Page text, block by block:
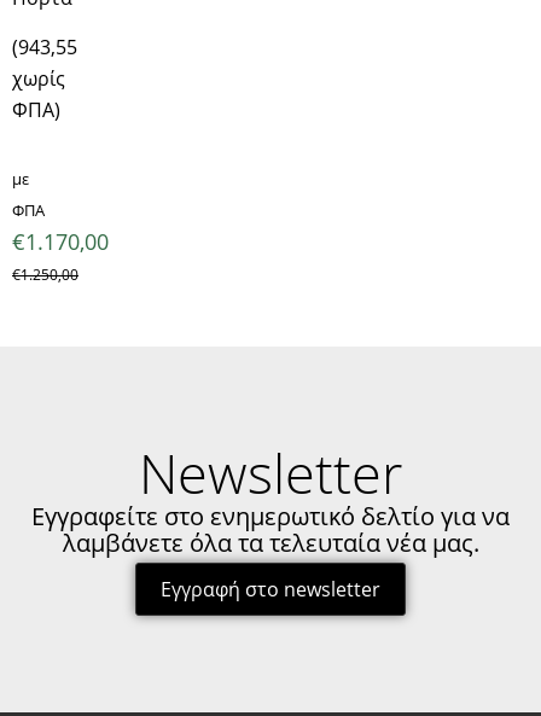
€1.250,00
€1.170,00
με
ΦΠΑ
(943,55
χωρίς
ΦΠΑ)
Newsletter
Εγγραφείτε στο ενημερωτικό δελτίο για να
λαμβάνετε όλα τα τελευταία νέα μας.
Εγγραφή στο newsletter